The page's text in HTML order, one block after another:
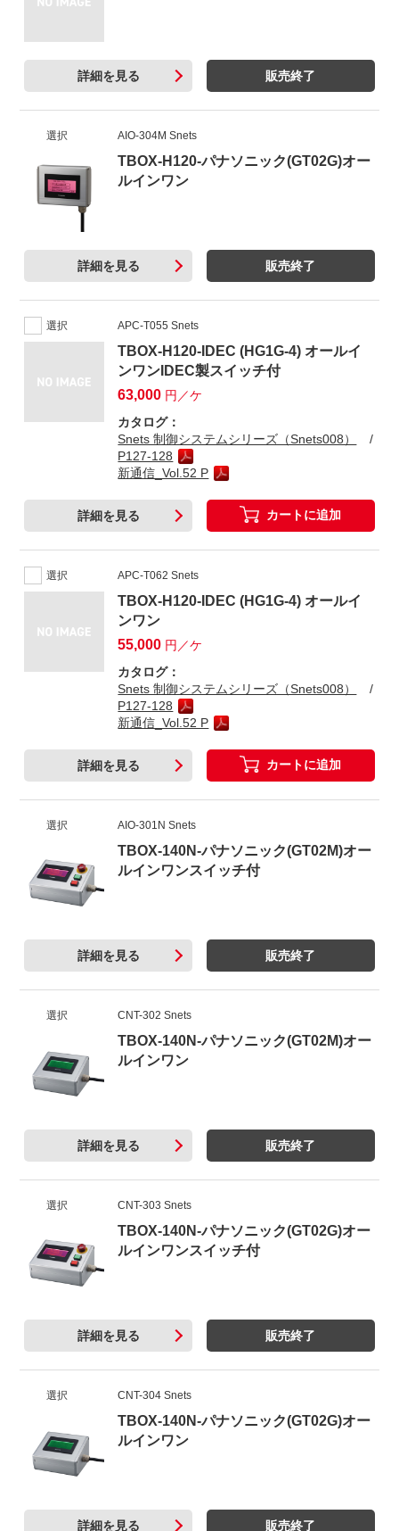
詳細を見る 販売終了
選択 AIO-304M Snets
TBOX-H120-パナソニック(GT02G)オー
ルインワン
詳細を見る 販売終了
選択 APC-T055 Snets
TBOX-H120-IDEC (HG1G-4) オールイ
ンワンIDEC製スイッチ付
63,000 円／ケ
カタログ：
Snets 制御システムシリーズ（Snets008）
P127-128
新通信_Vol.52 P
詳細を見る カートに追加
選択 APC-T062 Snets
TBOX-H120-IDEC (HG1G-4) オールイ
ンワン
55,000 円／ケ
カタログ：
Snets 制御システムシリーズ（Snets008）
P127-128
新通信_Vol.52 P
詳細を見る カートに追加
選択 AIO-301N Snets
TBOX-140N-パナソニック(GT02M)オー
ルインワンスイッチ付
詳細を見る 販売終了
選択 CNT-302 Snets
TBOX-140N-パナソニック(GT02M)オー
ルインワン
詳細を見る 販売終了
選択 CNT-303 Snets
TBOX-140N-パナソニック(GT02G)オー
ルインワンスイッチ付
詳細を見る 販売終了
選択 CNT-304 Snets
TBOX-140N-パナソニック(GT02G)オー
ルインワン
詳細を見る 販売終了